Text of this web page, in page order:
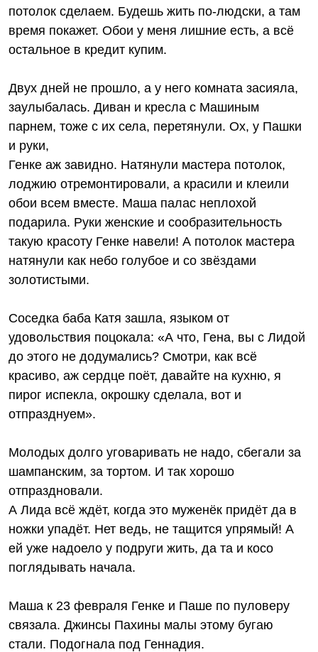
потолок сделаем. Будешь жить по-людски, а там
время покажет. Обои у меня лишние есть, а всё
остальное в кредит купим.
Двух дней не прошло, а у него комната засияла,
заулыбалась. Диван и кресла с Машиным
парнем, тоже с их села, перетянули. Ох, у Пашки
и руки,
Генке аж завидно. Натянули мастера потолок,
лоджию отремонтировали, а красили и клеили
обои всем вместе. Маша палас неплохой
подарила. Руки женские и сообразительность
такую красоту Генке навели! А потолок мастера
натянули как небо голубое и со звёздами
золотистыми.
Соседка баба Катя зашла, языком от
удовольствия поцокала: «А что, Гена, вы с Лидой
до этого не додумались? Смотри, как всё
красиво, аж сердце поёт, давайте на кухню, я
пирог испекла, окрошку сделала, вот и
отпразднуем».
Молодых долго уговаривать не надо, сбегали за
шампанским, за тортом. И так хорошо
отпраздновали.
А Лида всё ждёт, когда это муженёк придёт да в
ножки упадёт. Нет ведь, не тащится упрямый! А
ей уже надоело у подруги жить, да та и косо
поглядывать начала.
Маша к 23 февраля Генке и Паше по пуловеру
связала. Джинсы Пахины малы этому бугаю
стали. Подогнала под Геннадия.